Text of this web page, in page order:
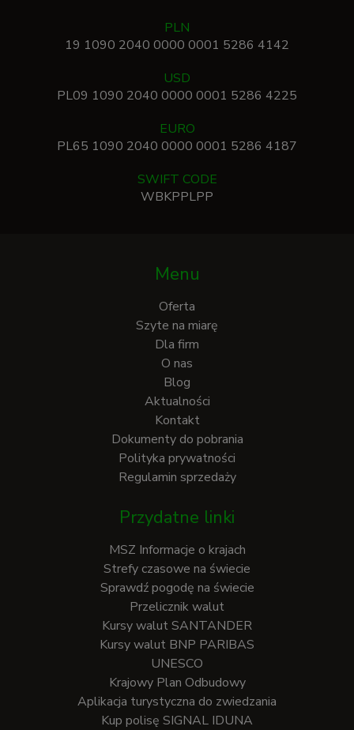
PLN
19 1090 2040 0000 0001 5286 4142
USD
PL09 1090 2040 0000 0001 5286 4225
EURO
PL65 1090 2040 0000 0001 5286 4187
SWIFT CODE
WBKPPLPP
Menu
Oferta
Szyte na miarę
Dla firm
O nas
Blog
Aktualności
Kontakt
Dokumenty do pobrania
Polityka prywatności
Regulamin sprzedaży
Przydatne linki
MSZ Informacje o krajach
Strefy czasowe na świecie
Sprawdź pogodę na świecie
Przelicznik walut
Kursy walut SANTANDER
Kursy walut BNP PARIBAS
UNESCO
Krajowy Plan Odbudowy
Aplikacja turystyczna do zwiedzania
Kup polisę SIGNAL IDUNA